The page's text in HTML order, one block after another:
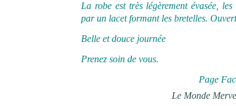
La robe est très légèrement évasée,
par un lacet formant les bretelles.
Belle et douce journée
Prenez soin de vous.
Page
Le Monde